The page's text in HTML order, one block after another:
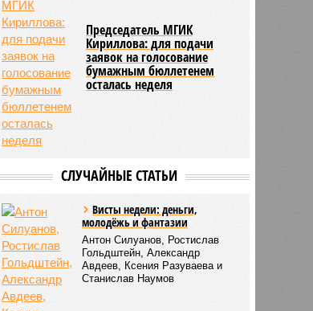
Председатель МГИК
Кириллова: для подачи
заявок на голосование
бумажным бюллетенем
осталась неделя
СЛУЧАЙНЫЕ СТАТЬИ
Висты недели: деньги,
молодёжь и фантазии
Антон Силуанов, Ростислав
Гольдштейн, Александр
Авдеев, Ксения Разуваева и
Станислав Наумов